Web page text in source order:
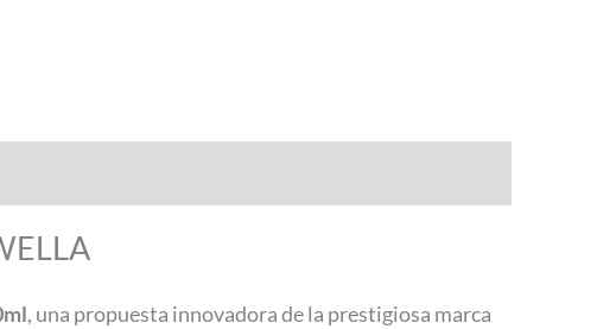
, una propuesta innovadora de la prestigiosa marca